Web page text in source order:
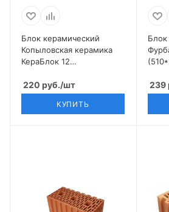
Блок керамический
Копыловская керамика
КераБлок 12
220 руб./шт
КУПИТЬ
Блок
239